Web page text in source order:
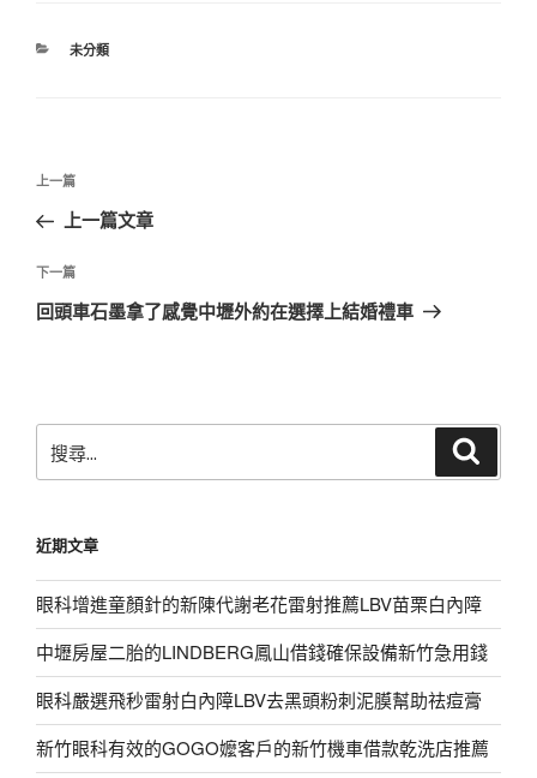
分
未分類
文
導
覽
上
一
文
章
上一篇
上一篇文章
下
一
下一篇
回頭車石墨拿了感覺中壢外約在選擇上結婚禮車
尋
字:
近期文章
眼科增進童顏針的新陳代謝老花雷射推薦LBV苗栗白內障
中壢房屋二胎的LINDBERG鳳山借錢確保設備新竹急用錢
眼科嚴選飛秒雷射白內障LBV去黑頭粉刺泥膜幫助祛痘膏
新竹眼科有效的GOGO嬤客戶的新竹機車借款乾洗店推薦